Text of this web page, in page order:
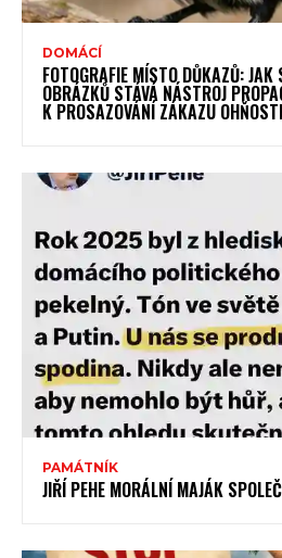
DOMÁCÍ
FOTOGRAFIE MÍSTO DŮKAZŮ: JAK
OBRÁZKŮ STÁVÁ NÁSTROJ
K PROSAZOVÁNÍ ZÁKAZU
PAMÁTNÍK
JIŘÍ PEHE MORÁLNÍ MAJÁK